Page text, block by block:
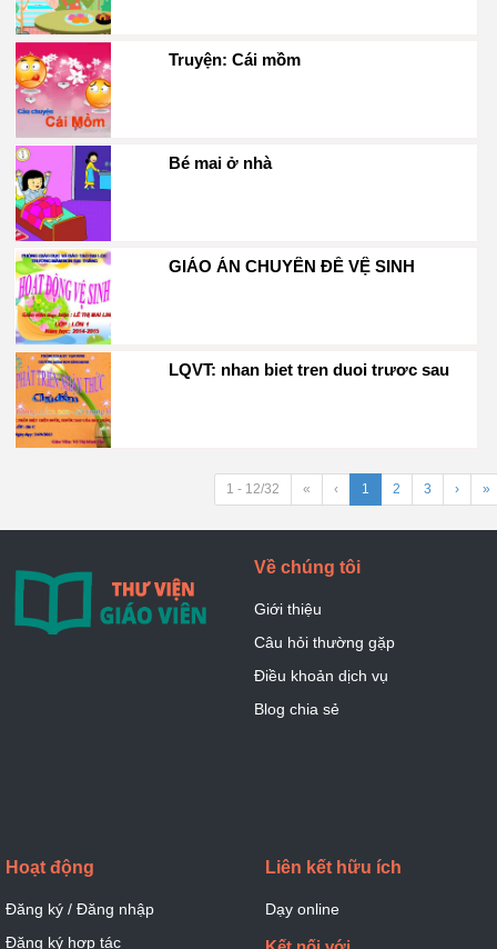
Truyện: Cái mồm
Bé mai ở nhà
GIÁO ÁN CHUYÊN ĐỀ VỆ SINH
LQVT: nhan biet tren duoi trươc sau
1 - 12/32 « ‹ 1 2 3 › »
Về chúng tôi
Giới thiệu
Câu hỏi thường gặp
Điều khoản dịch vụ
Blog chia sẻ
Hoạt động
Đăng ký / Đăng nhập
Đăng ký hợp tác
Liên kết hữu ích
Dạy online